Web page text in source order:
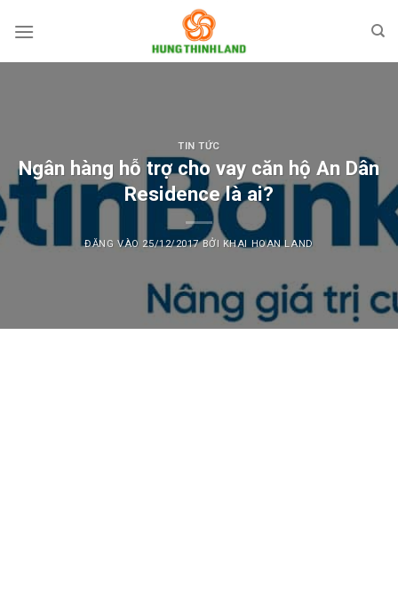
qua
TIN TỨC
Ngân hàng hỗ trợ cho vay căn hộ An Dân
Residence là ai?
ĐĂNG VÀO 25/12/2017 BỞI KHAI HOAN LAND